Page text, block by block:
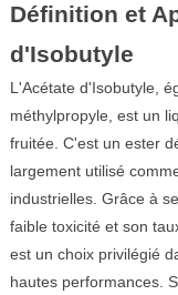
Définition et
d'Isobutyle
L'Acétate d'Isobutyle,
méthylpropyle, est un
fruitée. C'est un ester
largement utilisé
industrielles. Grâce à
faible toxicité et son
est un choix privilégié
hautes performances.